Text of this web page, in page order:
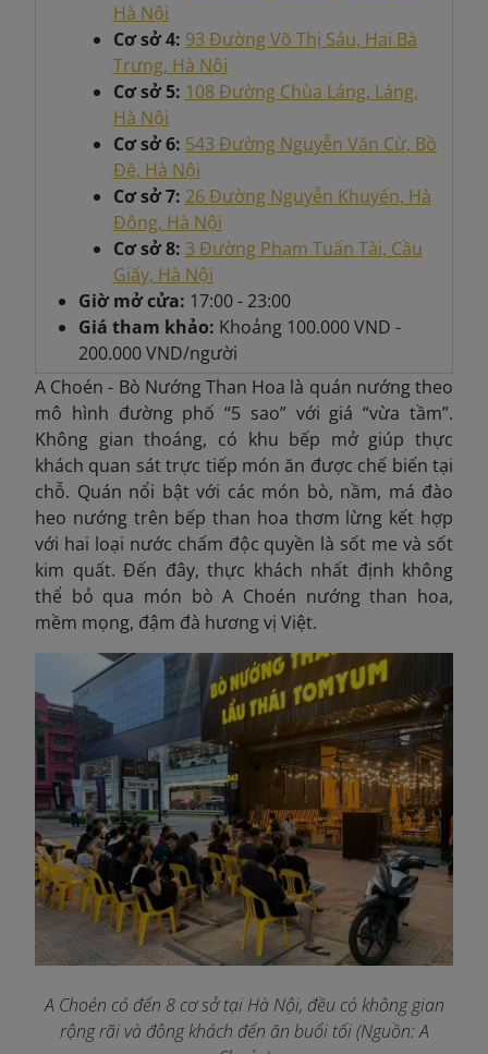
Hà Nội
Cơ sở 4: 93 Đường Võ Thị Sáu, Hai Bà
Trưng, Hà Nội
Cơ sở 5: 108 Đường Chùa Láng, Láng,
Hà Nội
Cơ sở 6: 543 Đường Nguyễn Văn Cừ, Bồ
Đề, Hà Nội
Cơ sở 7: 26 Đường Nguyễn Khuyến, Hà
Đông, Hà Nội
Cơ sở 8: 3 Đường Phạm Tuấn Tài, Cầu
Giấy, Hà Nội
Giờ mở cửa: 17:00 - 23:00
Giá tham khảo: Khoảng 100.000 VND -
200.000 VND/người
A Choén - Bò Nướng Than Hoa là quán nướng theo
mô hình đường phố “5 sao” với giá “vừa tầm”.
Không gian thoáng, có khu bếp mở giúp thực
khách quan sát trực tiếp món ăn được chế biến tại
chỗ. Quán nổi bật với các món bò, nầm, má đào
heo nướng trên bếp than hoa thơm lừng kết hợp
với hai loại nước chấm độc quyền là sốt me và sốt
kim quất. Đến đây, thực khách nhất định không
thể bỏ qua món bò A Choén nướng than hoa,
mềm mọng, đậm đà hương vị Việt.
A Choén có đến 8 cơ sở tại Hà Nội, đều có không gian
rộng rãi và đông khách đến ăn buổi tối (Nguồn: A